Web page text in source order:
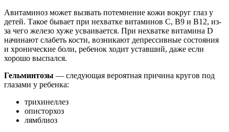
Авитаминоз может вызвать потемнение кожи вокруг глаз у
детей. Такое бывает при нехватке витаминов С, В9 и В12, из-
за чего железо хуже усваивается. При нехватке витамина D
начинают слабеть кости, возникают депрессивные состояния
и хронические боли, ребенок ходит уставший, даже если
хорошо выспался.
Гельминтозы — следующая вероятная причина кругов под
глазами у ребенка:
трихинеллез
описторхоз
лямблиоз